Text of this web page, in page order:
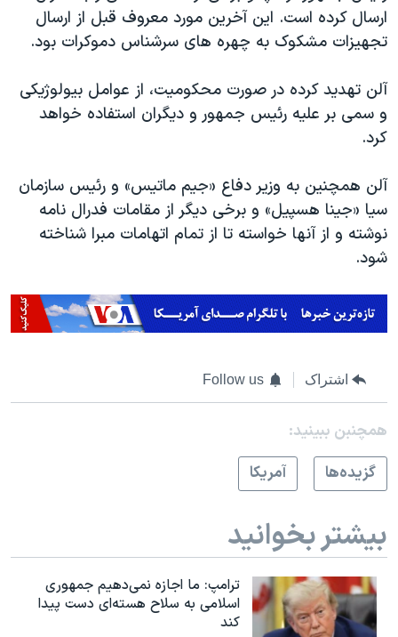
ارسال کرده است. این آخرین مورد معروف قبل از ارسال
تجهیزات مشکوک به چهره های سرشناس دموکرات بود.
آلن تهدید کرده در صورت محکومیت، از عوامل بیولوژیکی
و سمی بر علیه رئیس جمهور و دیگران استفاده خواهد
کرد.
آلن همچنین به وزیر دفاع «جیم ماتیس» و رئیس سازمان
سیا «جینا هسپیل» و برخی دیگر از مقامات فدرال نامه
نوشته و از آنها خواسته تا از تمام اتهامات مبرا شناخته
شود.
اشتراک Follow us
همچنبن ببینید:
گزيده‌ها
آمريکا
بیشتر بخوانید
ترامپ: ما اجازه نمی‌دهیم جمهوری
اسلامی به سلاح هسته‌ای دست پیدا
کند